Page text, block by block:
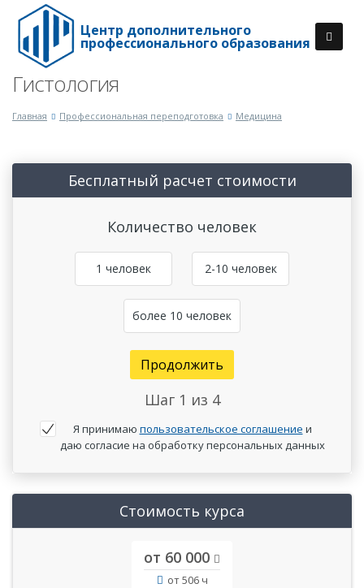
Центр дополнительного
профессионального образования
Гистология
Главная Профессиональная переподготовка Медицина
Бесплатный расчет стоимости
Количество человек
1 человек 2-10 человек
более 10 человек
Продолжить
Шаг 1 из 4
Я принимаю пользовательское соглашение и
даю согласие на обработку персональных данных
Стоимость курса
от 60 000
от 506 ч